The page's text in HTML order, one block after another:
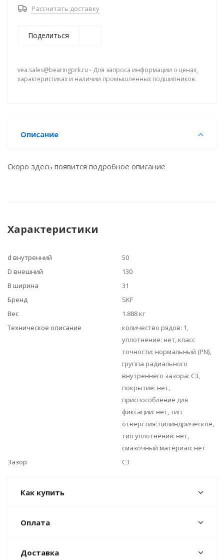
Рассчитать доставку
Поделиться
vea.sales@bearingprk.ru - Для запроса информации о ценах,
характеристиках и наличии промышленных подшипников.
Описание
Скоро здесь появится подробное описание
Характеристики
d внутренний
50
D внешний
130
B ширина
31
Бренд
SKF
Вес
1.888 кг
Техническое описание
количество рядов: 1,
уплотнение: нет, класс
точности: нормальный (PN),
группа радиального
внутреннего зазора: C3,
покрытие: нет,
приспособление для
фиксации: нет, тип
отверстия: цилиндрическое,
тип уплотнения: нет,
смазочный материал: нет
Зазор
C3
Как купить
Оплата
Доставка